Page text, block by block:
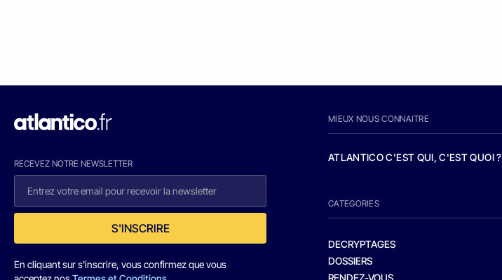
RECEVEZ NOTRE NEWSLETTER
S'INSCRIRE
En cliquant sur s'inscrire, vous confirmez que vous
MIEUX NOUS CONNAITRE
ATLANTICO C'EST QUI, C'EST QUOI ?
CATEGORIES
DECRYPTAGES
DOSSIERS
RENDEZ-VOUS